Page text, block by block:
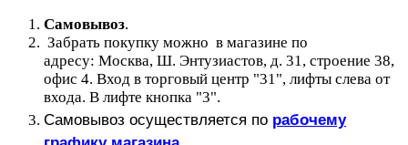
Самовывоз.
Забрать покупку можно в магазине по
адресу: Москва, Ш. Энтузиастов, д. 31, строение 38,
офис 4. Вход в торговый центр "31", лифты слева от
входа. В лифте кнопка "3".
Самовывоз осуществляется по рабочему